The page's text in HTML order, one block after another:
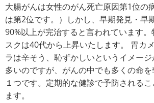
大腸がんは女性のがん死亡原因第1位の
は第2位です。）しかし、早期発見・早
90%以上が完治すると言われています。
スクは40代から上昇いたします。 胃カ
ラは辛そう、恥ずかしいというイメー
多いのですが、がんの中でも多くの命
１つです。定期的な健診で予防される
ます。